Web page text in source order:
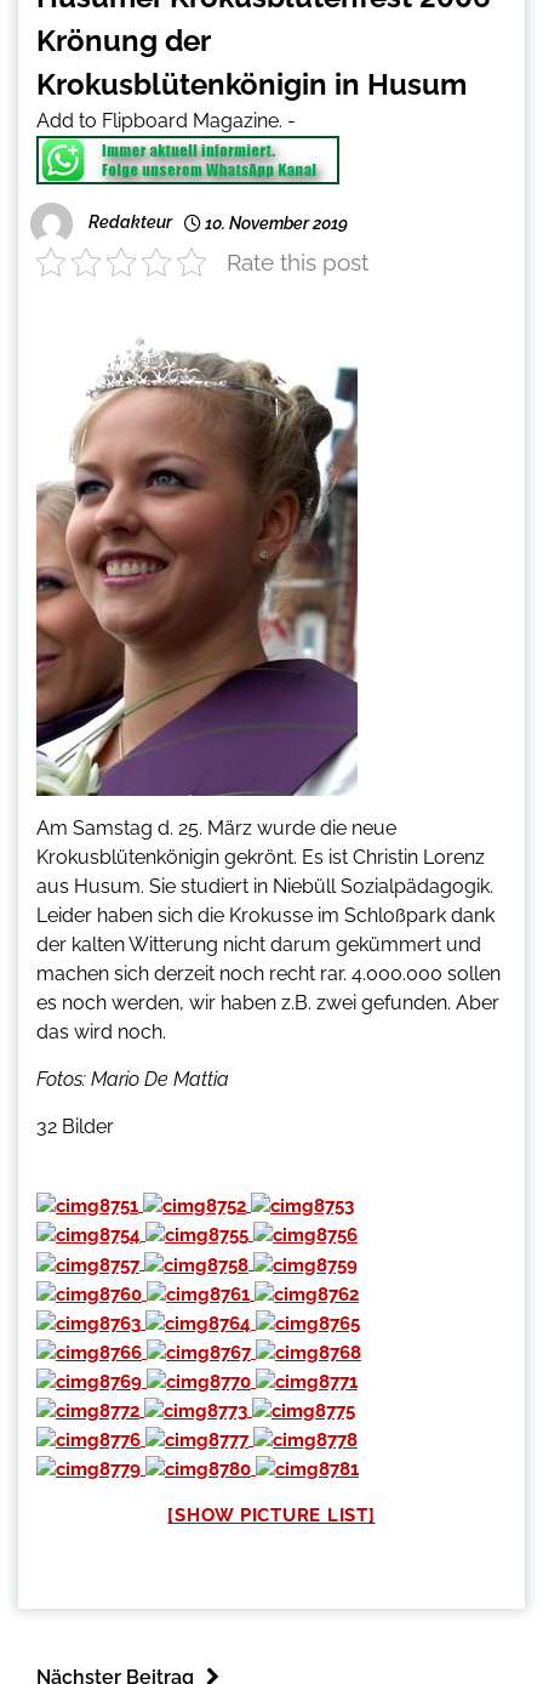
Krönung der
Krokusblütenkönigin in Husum
Add to Flipboard Magazine. -
Redakteur 10. November 2019
Rate this post
Am Samstag d. 25. März wurde die neue
Krokusblütenkönigin gekrönt. Es ist Christin Lorenz
aus Husum. Sie studiert in Niebüll Sozialpädagogik.
Leider haben sich die Krokusse im Schloßpark dank
der kalten Witterung nicht darum gekümmert und
machen sich derzeit noch recht rar. 4.000.000 sollen
es noch werden, wir haben z.B. zwei gefunden. Aber
das wird noch.
Fotos: Mario De Mattia
32 Bilder
[SHOW PICTURE LIST]
Nächster Beitrag